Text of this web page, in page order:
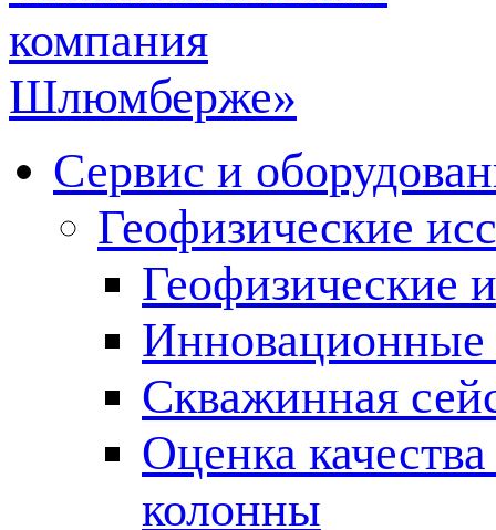
Сервис и
Геофизические
Геофизические
Инновационные
Скважинная
Оценка
колонны